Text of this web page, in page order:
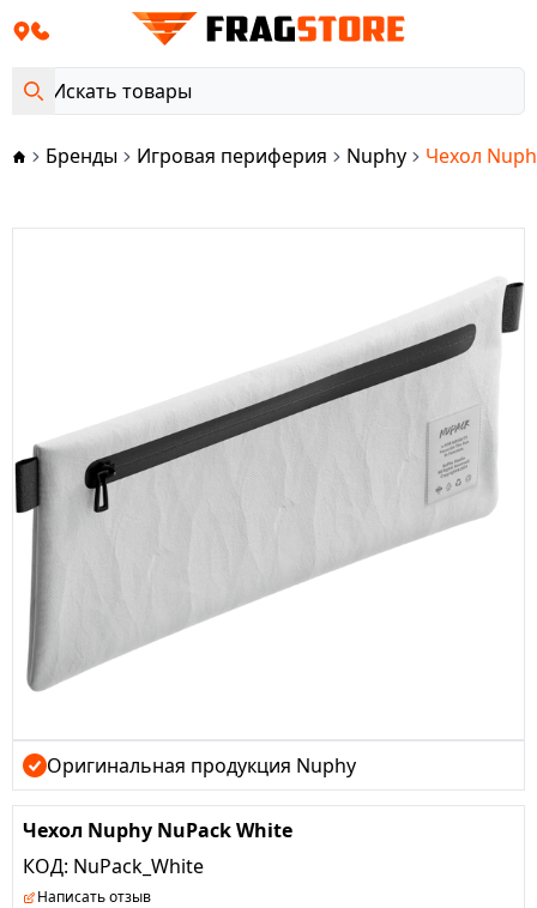
Бренды Игровая периферия Nuphy Чехол
Оригинальная продукция Nuphy
Чехол Nuphy NuPack White
КОД: NuPack_White
Написать отзыв